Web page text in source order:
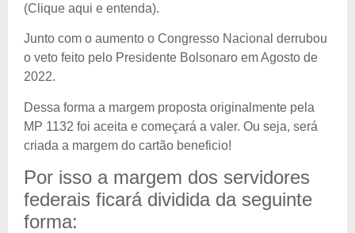
(Clique aqui e entenda).
Junto com o aumento o Congresso Nacional derrubou
o veto feito pelo Presidente Bolsonaro em Agosto de
2022.
Dessa forma a margem proposta originalmente pela
MP 1132 foi aceita e começará a valer. Ou seja, será
criada a margem do cartão beneficio!
Por isso a margem dos servidores
federais ficará dividida da seguinte
forma: